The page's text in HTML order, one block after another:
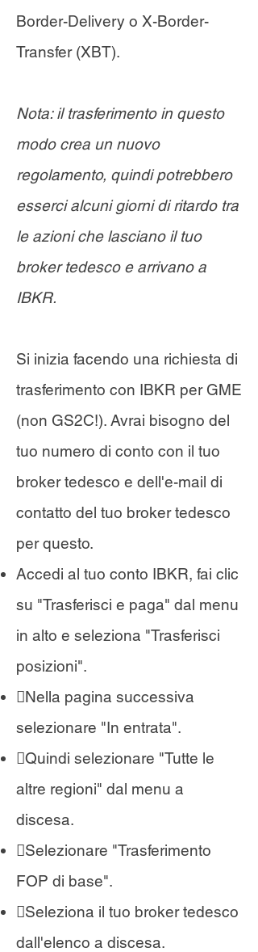
Border-Delivery o X-Border-
Transfer (XBT).
Nota: il trasferimento in questo
modo crea un nuovo
regolamento, quindi potrebbero
esserci alcuni giorni di ritardo tra
le azioni che lasciano il tuo
broker tedesco e arrivano a
IBKR.
Si inizia facendo una richiesta di
trasferimento con IBKR per GME
(non GS2C!). Avrai bisogno del
tuo numero di conto con il tuo
broker tedesco e dell'e-mail di
contatto del tuo broker tedesco
per questo.
Accedi al tuo conto IBKR, fai clic
su "Trasferisci e paga" dal menu
in alto e seleziona "Trasferisci
posizioni".
Nella pagina successiva
selezionare "In entrata".
Quindi selezionare "Tutte le
altre regioni" dal menu a
discesa.
Selezionare "Trasferimento
FOP di base".
Seleziona il tuo broker tedesco
dall'elenco a discesa.